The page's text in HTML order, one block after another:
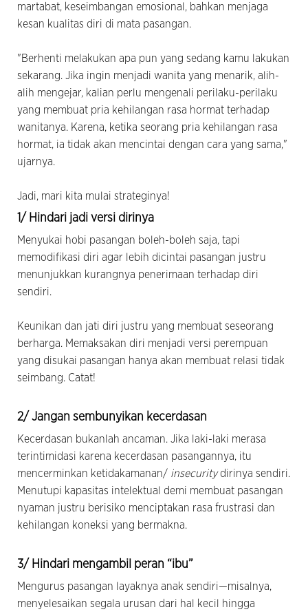
martabat, keseimbangan emosional, bahkan menjaga
kesan kualitas diri di mata pasangan.
"Berhenti melakukan apa pun yang sedang kamu lakukan
sekarang. Jika ingin menjadi wanita yang menarik, alih-
alih mengejar, kalian perlu mengenali perilaku-perilaku
yang membuat pria kehilangan rasa hormat terhadap
wanitanya. Karena, ketika seorang pria kehilangan rasa
hormat, ia tidak akan mencintai dengan cara yang sama,"
ujarnya.
Jadi, mari kita mulai strateginya!
1/ Hindari jadi versi dirinya
Menyukai hobi pasangan boleh-boleh saja, tapi
memodifikasi diri agar lebih dicintai pasangan justru
menunjukkan kurangnya penerimaan terhadap diri
sendiri.
Keunikan dan jati diri justru yang membuat seseorang
berharga. Memaksakan diri menjadi versi perempuan
yang disukai pasangan hanya akan membuat relasi tidak
seimbang. Catat!
2/ Jangan sembunyikan kecerdasan
Kecerdasan bukanlah ancaman. Jika laki-laki merasa
terintimidasi karena kecerdasan pasangannya, itu
mencerminkan ketidakamanan/ insecuritydirinya sendiri.
Menutupi kapasitas intelektual demi membuat pasangan
nyaman justru berisiko menciptakan rasa frustrasi dan
kehilangan koneksi yang bermakna.
3/ Hindari mengambil peran “ibu”
Mengurus pasangan layaknya anak sendiri—misalnya,
menyelesaikan segala urusan dari hal kecil hingga